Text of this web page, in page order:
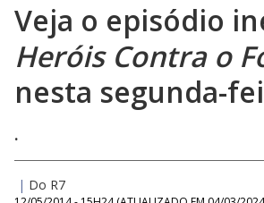
Veja o episódio
Heróis Contra o
nesta segunda-
.
| Do R7